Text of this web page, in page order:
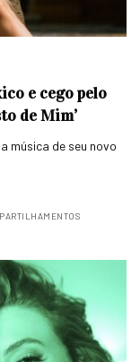
e cego pelo
de Mim’
música de seu novo